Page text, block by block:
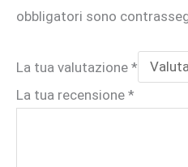
obbligatori sono
La tua valutazione *
La tua recensione *